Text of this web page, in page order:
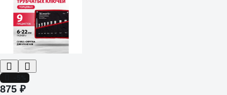
875 ₽